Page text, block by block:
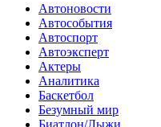
Автоновости
Автособытия
Автоспорт
Автоэксперт
Актеры
Аналитика
Баскетбол
Безумный мир
Биатлон/Лыжи